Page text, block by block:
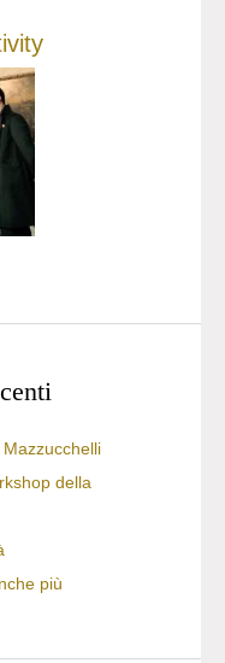
della
più